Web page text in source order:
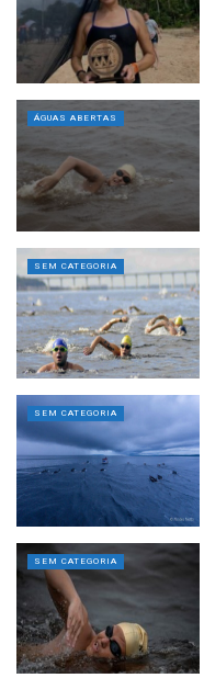
ÁGUAS ABERTAS
SEM CATEGORIA
SEM CATEGORIA
SEM CATEGORIA